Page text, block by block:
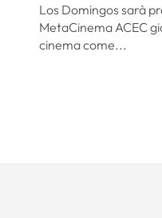
Los Domingos sarà
MetaCinema ACEC
cinema come...